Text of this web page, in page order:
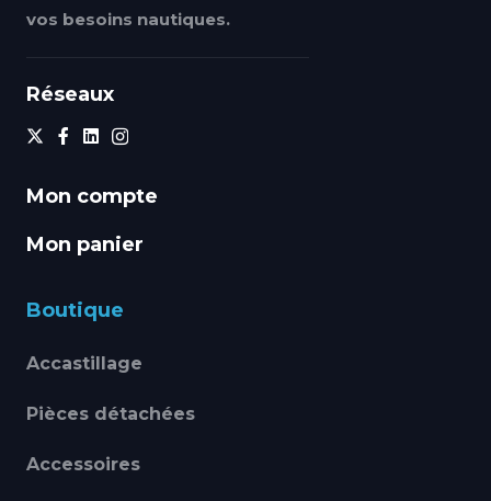
vos besoins nautiques.
Réseaux
Mon compte
Mon panier
Boutique
Accastillage
Pièces détachées
Accessoires